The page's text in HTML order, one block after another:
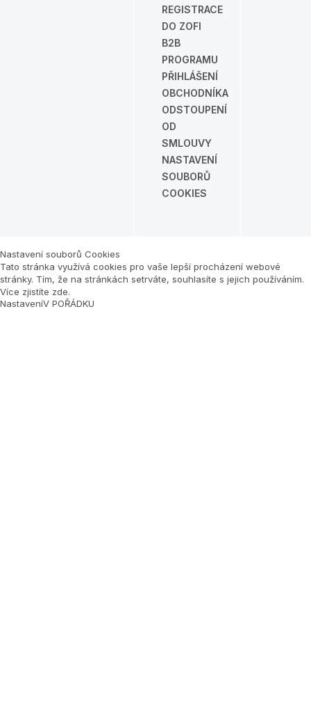
REGISTRACE
DO ZOFI
B2B
PROGRAMU
PŘIHLÁŠENÍ
OBCHODNÍKA
ODSTOUPENÍ
OD
SMLOUVY
NASTAVENÍ
SOUBORŮ
COOKIES
Nastavení souborů Cookies
Tato stránka využívá cookies pro vaše lepší procházení webové
stránky. Tím, že na stránkách setrváte, souhlasíte s jejich používáním.
Více zjistíte zde.
NastaveníV POŘÁDKU